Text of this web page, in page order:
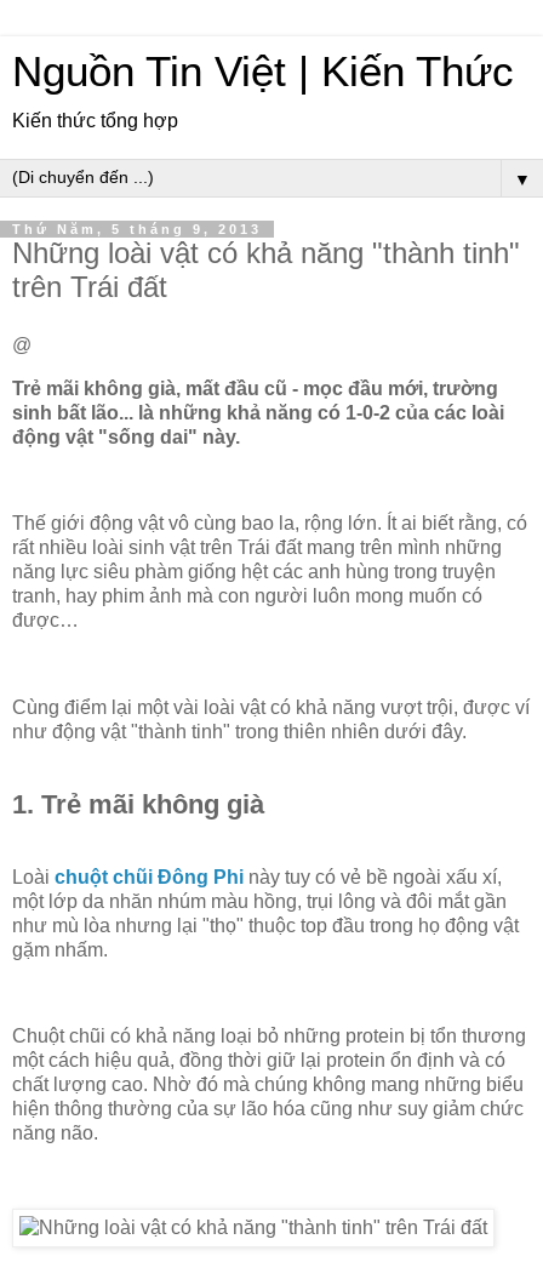
Nguồn Tin Việt | Kiến Thức
Kiến thức tổng hợp
▼
Thứ Năm, 5 tháng 9, 2013
Những loài vật có khả năng "thành tinh"
trên Trái đất
@
Trẻ mãi không già, mất đầu cũ - mọc đầu mới, trường
sinh bất lão... là những khả năng có 1-0-2 của các loài
động vật "sống dai" này.
Thế giới động vật vô cùng bao la, rộng lớn. Ít ai biết rằng, có
rất nhiều loài sinh vật trên Trái đất mang trên mình những
năng lực siêu phàm giống hệt các anh hùng trong truyện
tranh, hay phim ảnh mà con người luôn mong muốn có
được…
Cùng điểm lại một vài loài vật có khả năng vượt trội, được ví
như động vật "thành tinh" trong thiên nhiên dưới đây.
1. Trẻ mãi không già
Loài chuột chũi Đông Phi này tuy có vẻ bề ngoài xấu xí,
một lớp da nhăn nhúm màu hồng, trụi lông và đôi mắt gần
như mù lòa nhưng lại "thọ" thuộc top đầu trong họ động vật
gặm nhấm.
Chuột chũi có khả năng loại bỏ những protein bị tổn thương
một cách hiệu quả, đồng thời giữ lại protein ổn định và có
chất lượng cao. Nhờ đó mà chúng không mang những biểu
hiện thông thường của sự lão hóa cũng như suy giảm chức
năng não.